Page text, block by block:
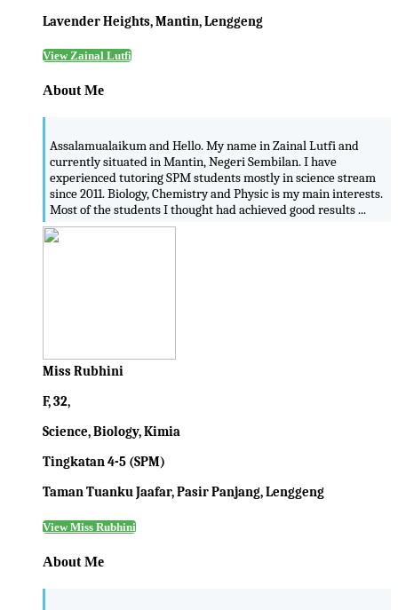
Lavender Heights, Mantin, Lenggeng
View Zainal Lutfi
About Me
Assalamualaikum and Hello. My name in Zainal Lutfi and
currently situated in Mantin, Negeri Sembilan. I have
experienced tutoring SPM students mostly in science stream
since 2011. Biology, Chemistry and Physic is my main interests.
Most of the students I thought had achieved good results ...
Miss Rubhini
F, 32,
Science, Biology, Kimia
Tingkatan 4-5 (SPM)
Taman Tuanku Jaafar, Pasir Panjang, Lenggeng
View Miss Rubhini
About Me